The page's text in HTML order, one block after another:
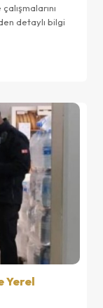
detaylı bilgi
Yerel